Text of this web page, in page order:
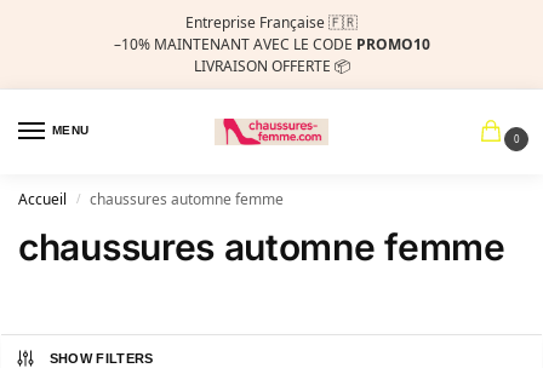
Entreprise Française 🇫🇷
–10% MAINTENANT AVEC LE CODE PROMO10
LIVRAISON OFFERTE 📦
MENU
0
Accueil / chaussures automne femme
chaussures automne femme
SHOW FILTERS